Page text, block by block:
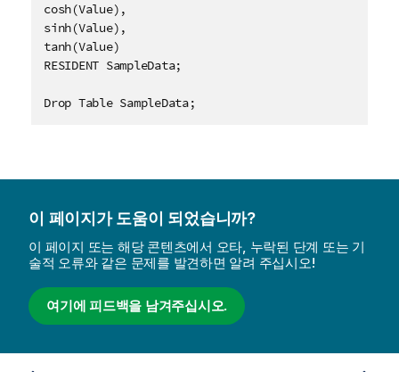
cosh(Value),
sinh(Value),
tanh(Value)
RESIDENT SampleData;
Drop Table SampleData;
이 페이지가 도움이 되었습니까?
이 페이지 또는 해당 콘텐츠에서 오타, 누락된 단계 또는 기
술적 오류와 같은 문제를 발견하면 알려 주십시오!
여기에 피드백을 남겨주십시오.